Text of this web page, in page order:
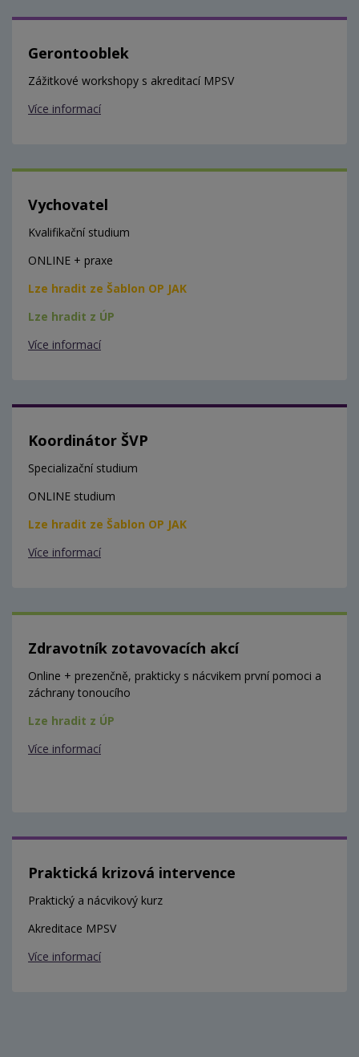
Gerontooblek
Zážitkové workshopy s akreditací MPSV
Více informací
Vychovatel
Kvalifikační studium
ONLINE + praxe
Lze hradit ze Šablon OP JAK
Lze hradit z ÚP
Více informací
Koordinátor ŠVP
Specializační studium
ONLINE studium
Lze hradit ze Šablon OP JAK
Více informací
Zdravotník zotavovacích akcí
Online + prezenčně, prakticky s nácvikem první pomoci a
záchrany tonoucího
Lze hradit z ÚP
Více informací
Praktická krizová intervence
Praktický a nácvikový kurz
Akreditace MPSV
Více informací